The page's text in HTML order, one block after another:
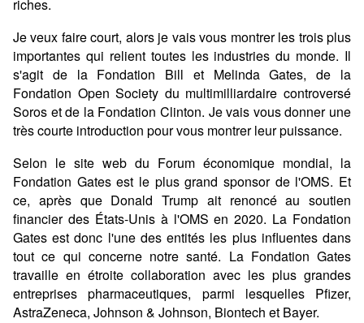
riches.
Je veux faire court, alors je vais vous montrer les trois plus
importantes qui relient toutes les industries du monde. Il
s'agit de la Fondation Bill et Melinda Gates, de la
Fondation Open Society du multimilliardaire controversé
Soros et de la Fondation Clinton. Je vais vous donner une
très courte introduction pour vous montrer leur puissance.
Selon le site web du Forum économique mondial, la
Fondation Gates est le plus grand sponsor de l'OMS. Et
ce, après que Donald Trump ait renoncé au soutien
financier des États-Unis à l'OMS en 2020. La Fondation
Gates est donc l'une des entités les plus influentes dans
tout ce qui concerne notre santé. La Fondation Gates
travaille en étroite collaboration avec les plus grandes
entreprises pharmaceutiques, parmi lesquelles Pfizer,
AstraZeneca, Johnson & Johnson, Biontech et Bayer.